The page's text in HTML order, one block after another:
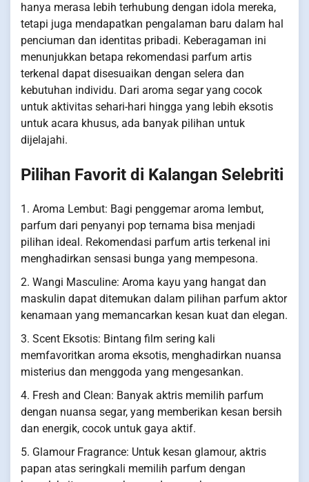
hanya merasa lebih terhubung dengan idola mereka,
tetapi juga mendapatkan pengalaman baru dalam hal
penciuman dan identitas pribadi. Keberagaman ini
menunjukkan betapa rekomendasi parfum artis
terkenal dapat disesuaikan dengan selera dan
kebutuhan individu. Dari aroma segar yang cocok
untuk aktivitas sehari-hari hingga yang lebih eksotis
untuk acara khusus, ada banyak pilihan untuk
dijelajahi.
Pilihan Favorit di Kalangan Selebriti
1. Aroma Lembut: Bagi penggemar aroma lembut,
parfum dari penyanyi pop ternama bisa menjadi
pilihan ideal. Rekomendasi parfum artis terkenal ini
menghadirkan sensasi bunga yang mempesona.
2. Wangi Masculine: Aroma kayu yang hangat dan
maskulin dapat ditemukan dalam pilihan parfum aktor
kenamaan yang memancarkan kesan kuat dan elegan.
3. Scent Eksotis: Bintang film sering kali
memfavoritkan aroma eksotis, menghadirkan nuansa
misterius dan menggoda yang mengesankan.
4. Fresh and Clean: Banyak aktris memilih parfum
dengan nuansa segar, yang memberikan kesan bersih
dan energik, cocok untuk gaya aktif.
5. Glamour Fragrance: Untuk kesan glamour, aktris
papan atas seringkali memilih parfum dengan